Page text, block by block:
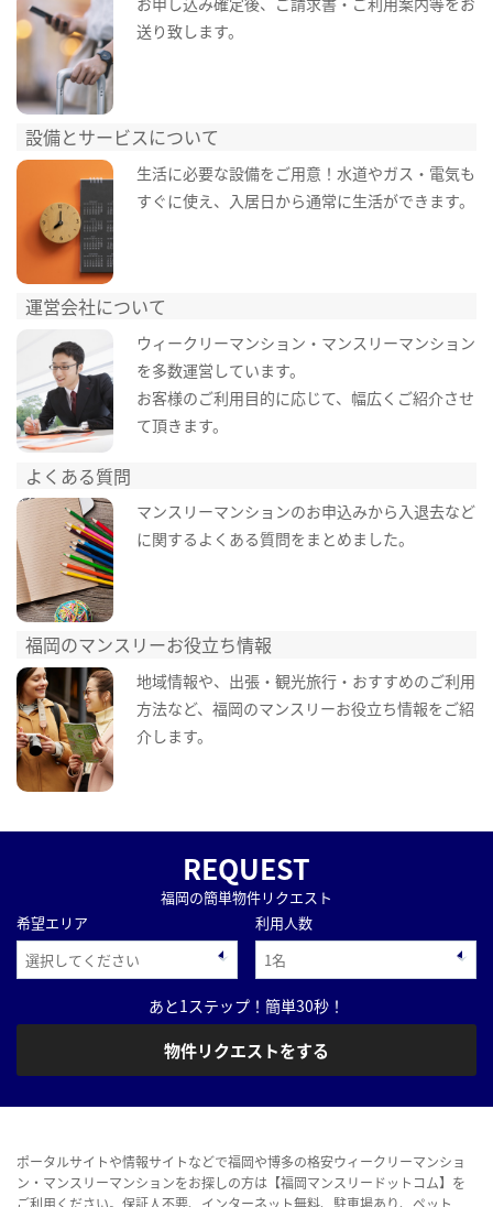
送り致します。
設備とサービスについて
生活に必要な設備をご用意！水道やガス・電気も
すぐに使え、入居日から通常に生活ができます。
運営会社について
ウィークリーマンション・マンスリーマンション
を多数運営しています。
お客様のご利用目的に応じて、幅広くご紹介させ
て頂きます。
よくある質問
マンスリーマンションのお申込みから入退去など
に関するよくある質問をまとめました。
福岡のマンスリーお役立ち情報
地域情報や、出張・観光旅行・おすすめのご利用
方法など、福岡のマンスリーお役立ち情報をご紹
介します。
REQUEST
福岡の簡単物件リクエスト
希望エリア
利用人数
あと1ステップ！簡単30秒！
物件リクエストをする
ポータルサイトや情報サイトなどで福岡や博多の格安ウィークリーマンショ
ン・マンスリーマンションをお探しの方は【福岡マンスリードットコム】を
ご利用ください。保証人不要、インターネット無料、駐車場あり、ペット